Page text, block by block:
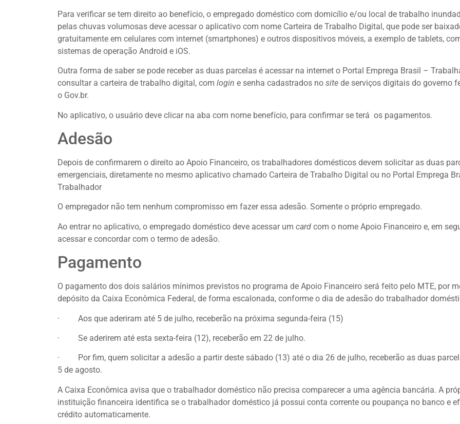
Para verificar se tem direito ao benefício, o empregado doméstico com domicílio e/ou local de trabalho
pelas chuvas volumosas deve acessar o aplicativo com nome Carteira de Trabalho Digital, que pode ser
gratuitamente em celulares com internet (smartphones) e outros dispositivos móveis, a exemplo de tablets,
sistemas de operação Android e iOS.
Outra forma de saber se pode receber as duas parcelas é acessar na internet o Portal Emprega Brasil –
consultar a carteira de trabalho digital, com login e senha cadastrados no site de serviços digitais do governo
o Gov.br.
No aplicativo, o usuário deve clicar na aba com nome benefício, para confirmar se terá os pagamentos.
Adesão
Depois de confirmarem o direito ao Apoio Financeiro, os trabalhadores domésticos devem solicitar as duas
emergenciais, diretamente no mesmo aplicativo chamado Carteira de Trabalho Digital ou no Portal Emprega
Trabalhador
O empregador não tem nenhum compromisso em fazer essa adesão. Somente o próprio empregado.
Ao entrar no aplicativo, o empregado doméstico deve acessar um card com o nome Apoio Financeiro e, em
acessar e concordar com o termo de adesão.
Pagamento
O pagamento dos dois salários mínimos previstos no programa de Apoio Financeiro será feito pelo MTE, por
depósito da Caixa Econômica Federal, de forma escalonada, conforme o dia de adesão do trabalhador
· Aos que aderiram até 5 de julho, receberão na próxima segunda-feira (15)
· Se aderirem até esta sexta-feira (12), receberão em 22 de julho.
· Por fim, quem solicitar a adesão a partir deste sábado (13) até o dia 26 de julho, receberão as duas
5 de agosto.
A Caixa Econômica avisa que o trabalhador doméstico não precisa comparecer a uma agência bancária. A
instituição financeira identifica se o trabalhador doméstico já possui conta corrente ou poupança no banco e
crédito automaticamente.